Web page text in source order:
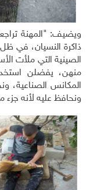
ويضيف: "المهنة
ذاكرة النسيان، في
الصينية التي ملأت
منهن، يفضلن
المكانس الصناعية،
ونحافظ عليه لأنه جزء